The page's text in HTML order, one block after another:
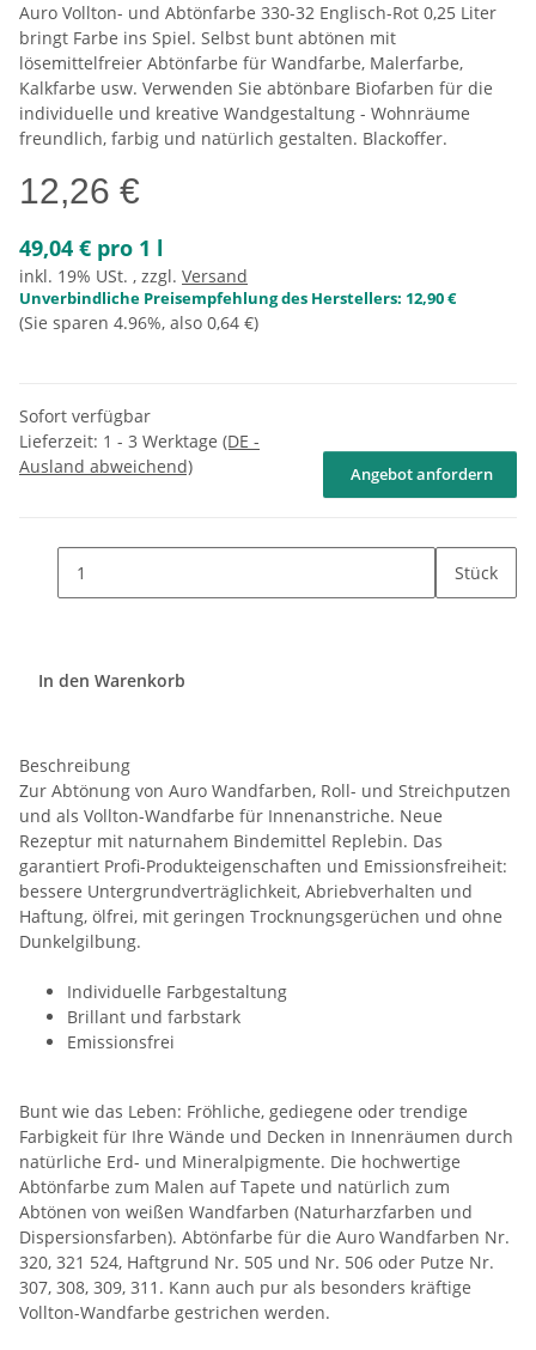
Auro Vollton- und Abtönfarbe 330-32 Englisch-Rot 0,25 Liter
bringt Farbe ins Spiel. Selbst bunt abtönen mit
lösemittelfreier Abtönfarbe für Wandfarbe, Malerfarbe,
Kalkfarbe usw. Verwenden Sie abtönbare Biofarben für die
individuelle und kreative Wandgestaltung - Wohnräume
freundlich, farbig und natürlich gestalten. Blackoffer.
12,26 €
49,04 € pro 1 l
inkl. 19% USt. , zzgl. Versand
Unverbindliche Preisempfehlung des Herstellers: 12,90 €
(Sie sparen 4.96%, also 0,64 €)
Sofort verfügbar
Lieferzeit: 1 - 3 Werktage (DE -
Ausland abweichend)
Angebot anfordern
Stück
In den Warenkorb
Beschreibung
Zur Abtönung von Auro Wandfarben, Roll- und Streichputzen
und als Vollton-Wandfarbe für Innenanstriche. Neue
Rezeptur mit naturnahem Bindemittel Replebin. Das
garantiert Profi-Produkteigenschaften und Emissionsfreiheit:
bessere Untergrundverträglichkeit, Abriebverhalten und
Haftung, ölfrei, mit geringen Trocknungsgerüchen und ohne
Dunkelgilbung.
Individuelle Farbgestaltung
Brillant und farbstark
Emissionsfrei
Bunt wie das Leben: Fröhliche, gediegene oder trendige
Farbigkeit für Ihre Wände und Decken in Innenräumen durch
natürliche Erd- und Mineralpigmente. Die hochwertige
Abtönfarbe zum Malen auf Tapete und natürlich zum
Abtönen von weißen Wandfarben (Naturharzfarben und
Dispersionsfarben). Abtönfarbe für die Auro Wandfarben Nr.
320, 321 524, Haftgrund Nr. 505 und Nr. 506 oder Putze Nr.
307, 308, 309, 311. Kann auch pur als besonders kräftige
Vollton-Wandfarbe gestrichen werden.